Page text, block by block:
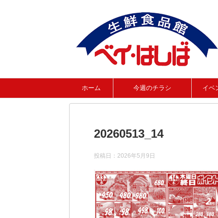
ホーム 今週のチラシ イベ
20260513_14
投稿日： 2026年5月9日